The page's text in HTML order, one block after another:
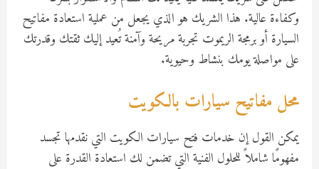
وكفاءة عالية. هذا الشريك هو الذي يجعل من عملية استعادة مفاتيح
السيارة أو برمجة الريموت تجربة مريحة وآمنة تُعيد إليك ثقتك وقدرتك
على مواصلة يومك بنشاط وحيوية.
محل مفاتيح سيارات بالكويت
يمكن القول إن خدمات فتح سيارات الكويت التي نقدمها تجسد
مفهومًا شاملاً للحلول الفنية التي تضمن لك استعادة القدرة على